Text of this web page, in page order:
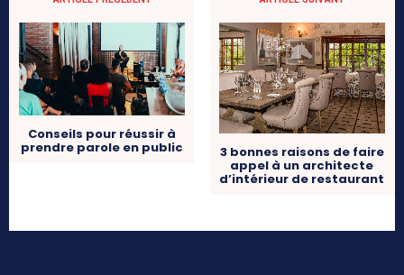
Conseils pour réussir à
prendre parole en public 3 bonnes raisons de faire
appel à un architecte
d’intérieur de restaurant